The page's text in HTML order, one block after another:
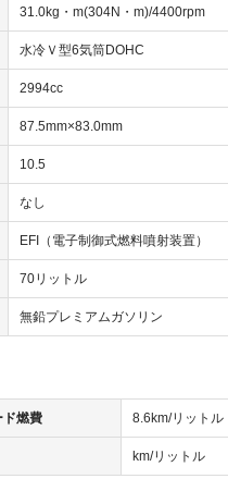
31.0kg・m(304N・m)/4400rpm
水冷Ｖ型6気筒DOHC
2994cc
87.5mm×83.0mm
10.5
なし
EFI（電子制御式燃料噴射装置）
70リットル
無鉛プレミアムガソリン
燃費 8.6km/リットル
km/リットル